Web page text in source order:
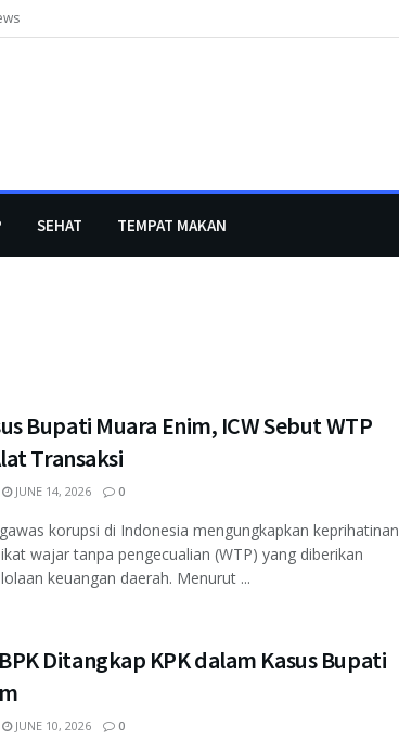
SEHAT TEMPAT MAKAN
Bupati Muara Enim, ICW Sebut WTP
Transaksi
JUNE 14, 2026 0
korupsi di Indonesia mengungkapkan keprihatinan
wajar tanpa pengecualian (WTP) yang diberikan
keuangan daerah. Menurut ...
Ditangkap KPK dalam Kasus Bupati
JUNE 10, 2026 0